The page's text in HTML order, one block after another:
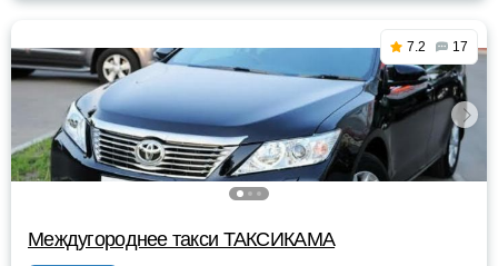
7.2 17
Междугороднее такси ТАКСИКАМА